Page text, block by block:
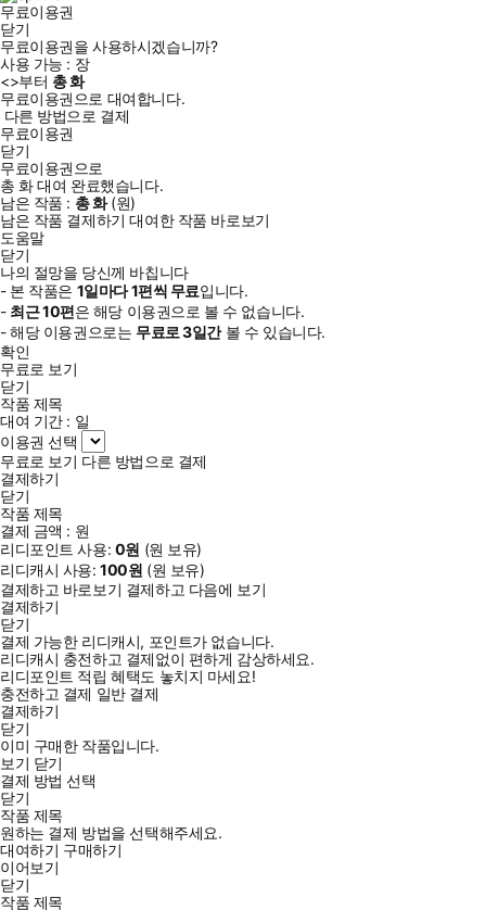
무료이용권
닫기
무료이용권을 사용하시겠습니까?
사용 가능 : 장
<>부터 총화
무료이용권으로 대여합니다.
다른 방법으로 결제
무료이용권
닫기
무료이용권으로
총 화대여 완료했습니다.
남은 작품 : 총화(원)
남은 작품 결제하기 대여한 작품 바로보기
도움말
닫기
나의 절망을 당신께 바칩니다
- 본 작품은 1일마다1편씩 무료입니다.
- 최근10편은 해당 이용권으로 볼 수 없습니다.
- 해당 이용권으로는 무료로3일간볼 수 있습니다.
확인
무료로 보기
닫기
작품 제목
대여 기간 : 일
이용권 선택
무료로 보기 다른 방법으로 결제
결제하기
닫기
작품 제목
결제 금액 : 원
리디포인트 사용: 0원 (원 보유)
리디캐시 사용:100원 (원 보유)
결제하고 바로보기 결제하고 다음에 보기
결제하기
닫기
결제 가능한 리디캐시, 포인트가 없습니다.
리디캐시 충전하고 결제없이 편하게 감상하세요.
리디포인트 적립 혜택도 놓치지 마세요!
충전하고 결제 일반 결제
결제하기
닫기
이미 구매한 작품입니다.
보기 닫기
결제 방법 선택
닫기
작품 제목
원하는 결제 방법을 선택해주세요.
대여하기 구매하기
이어보기
닫기
작품 제목